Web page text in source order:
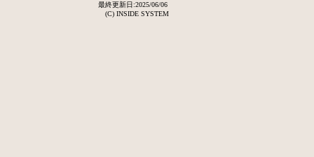
最終更新日:2025/06/06
(C) INSIDE SYSTEM